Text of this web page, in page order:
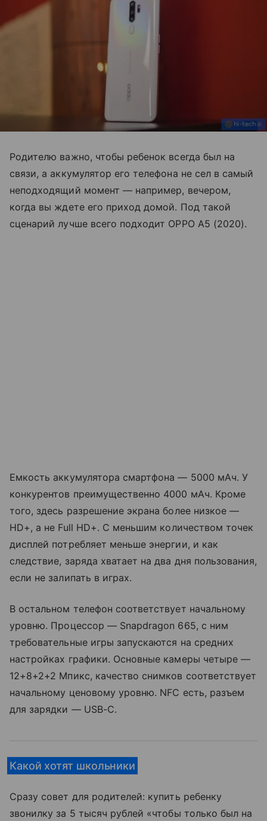
Родителю важно, чтобы ребенок всегда был на
связи, а аккумулятор его телефона не сел в самый
неподходящий момент — например, вечером,
когда вы ждете его приход домой. Под такой
сценарий лучше всего подходит OPPO A5 (2020).
Емкость аккумулятора смартфона — 5000 мАч. У
конкурентов преимущественно 4000 мАч. Кроме
того, здесь разрешение экрана более низкое —
HD+, а не Full HD+. С меньшим количеством точек
дисплей потребляет меньше энергии, и как
следствие, заряда хватает на два дня пользования,
если не залипать в играх.
В остальном телефон соответствует начальному
уровню. Процессор — Snapdragon 665, с ним
требовательные игры запускаются на средних
настройках графики. Основные камеры четыре —
12+8+2+2 Мпикс, качество снимков соответствует
начальному ценовому уровню. NFC есть, разъем
для зарядки — USB-C.
Какой хотят школьники
Сразу совет для родителей: купить ребенку
звонилку за 5 тысяч рублей «чтобы только был на